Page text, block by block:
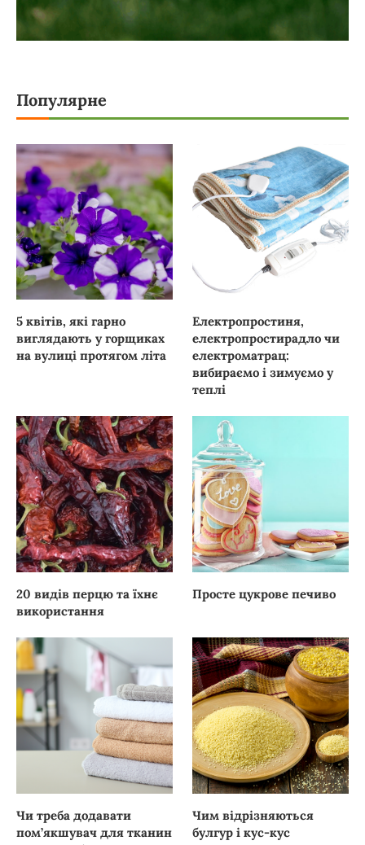
Популярне
5 квітів, які гарно
виглядають у горщиках
на вулиці протягом літа
Електропростиня,
електропростирадло чи
електроматрац:
вибираємо і зимуємо у
теплі
20 видів перцю та їхнє
використання
Просте цукрове печиво
Чи треба додавати
пом’якшувач для тканин
Чим відрізняються
булгур і кус-кус